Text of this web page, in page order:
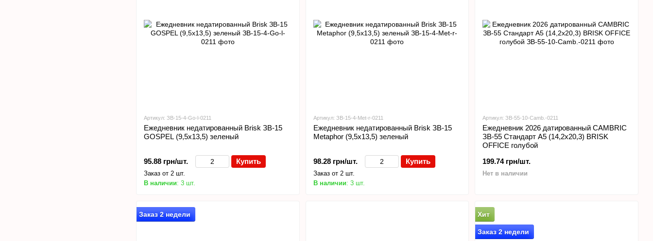
Артикул: ЗВ-15-4-Go-l-0211
Ежедневник недатированный Brisk ЗВ-15
GOSPEL (9,5х13,5) зеленый
95.88 грн/шт. Купить
Заказ от 2 шт.
В наличии: 3 шт.
Артикул: ЗВ-15-4-Met-r-0211
Ежедневник недатированный Brisk ЗВ-15
Metaphor (9,5х13,5) зеленый
98.28 грн/шт. Купить
Заказ от 2 шт.
В наличии: 3 шт.
Артикул: ЗВ-55-10-Camb.-0211
Ежедневник 2026 датированный CAMBRIC
ЗВ-55 Стандарт А5 (14,2х20,3) BRISK
OFFICE голубой
199.74 грн/шт.
Нет в наличии
Заказ 2 недели Хит
Заказ 2 недели